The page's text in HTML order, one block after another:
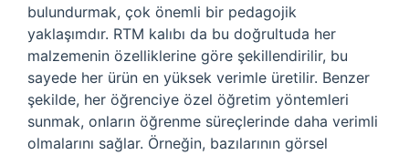
bulundurmak, çok önemli bir pedagojik
yaklaşımdır. RTM kalıbı da bu doğrultuda her
malzemenin özelliklerine göre şekillendirilir, bu
sayede her ürün en yüksek verimle üretilir. Benzer
şekilde, her öğrenciye özel öğretim yöntemleri
sunmak, onların öğrenme süreçlerinde daha verimli
olmalarını sağlar. Örneğin, bazılarının görsel